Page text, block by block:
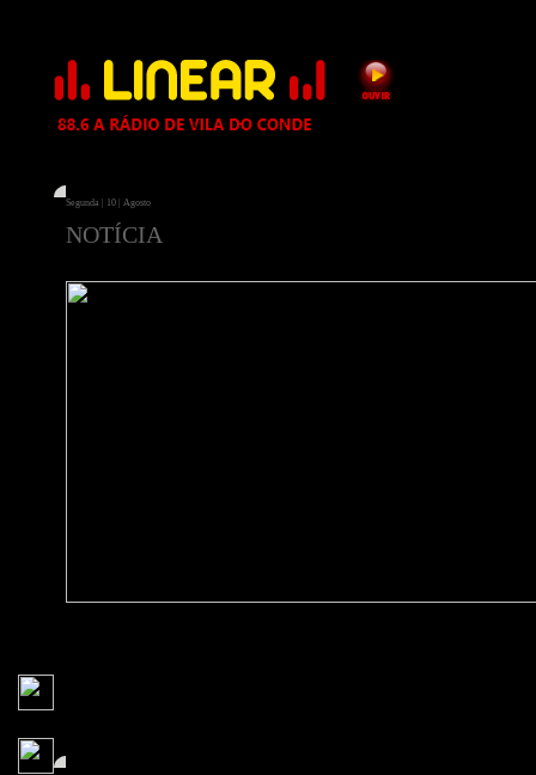
Segunda | 10 | Agosto
NOTÍCIA